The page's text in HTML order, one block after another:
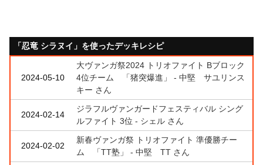
「忍竜 シラヌイ」を使ったデッキレシピ
2024-05-10
大ヴァンガ祭2024 トリオファイト Bブロック
4位チーム 「猪突爆進」 - 中堅 サユリンス
キー さん
2024-02-14
ジラフルヴァンガードフェスティバル シング
ルファイト 3位 - シェル さん
2024-02-02
新春ヴァンガ祭 トリオファイト 準優勝チー
ム 「TT塾」 - 中堅 TT さん